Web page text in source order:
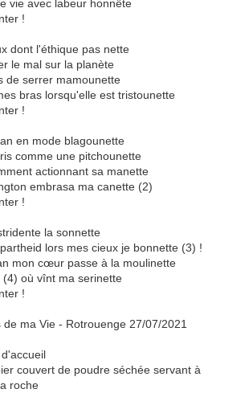
vie avec labeur honnête
!
dont l'éthique pas nette
le mal sur la planète
de serrer mamounette
bras lorsqu'elle est tristounette
!
en mode blagounette
comme une pitchounette
actionnant sa manette
embrasa ma canette (2)
!
la sonnette
lors mes cieux je bonnette (3) !
mon cœur passe à la moulinette
(4) où vînt ma serinette
!
ma Vie - Rotrouenge 27/07/2021
couvert de poudre séchée servant à
roche